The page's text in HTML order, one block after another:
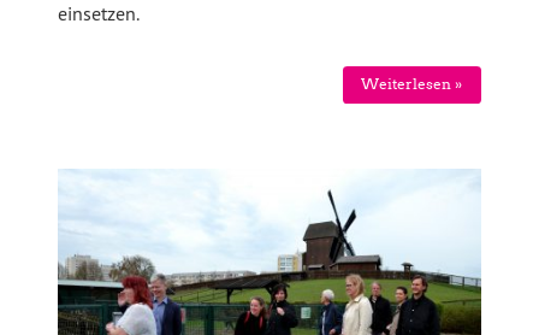
einsetzen.
Weiterlesen »